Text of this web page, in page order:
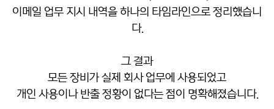
이메일 업무 지시 내역을 하나의 타임라인으로 정리했습니
다.
그 결과
모든 장비가 실제 회사 업무에 사용되었고
개인 사용이나 반출 정황이 없다는 점이 명확해졌습니다.